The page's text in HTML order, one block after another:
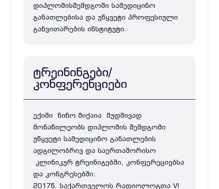
დიპლომისშემდგომი სამედიცინო
განათლებისა და უწყვეტი პროფესიული
განვითარების ინსტიტუტი.
ტრეინინგები/
კონფერენციები
ექიმი ნინო მიქაია მუდმივად
მონაწილეობს დიპლომის შემდგომი
უწყვეტი სამედიცინო განათლების
ადგილობრივ და საერთაშორისო
კლინიკურ ტრეინიგებში, კონფერეციებსა
და კონგრესებში:
2017წ. საქართველოს რადიოლოგთა VI